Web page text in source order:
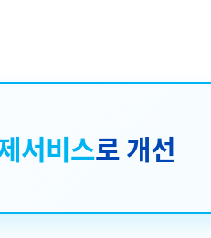
서비스로 개선